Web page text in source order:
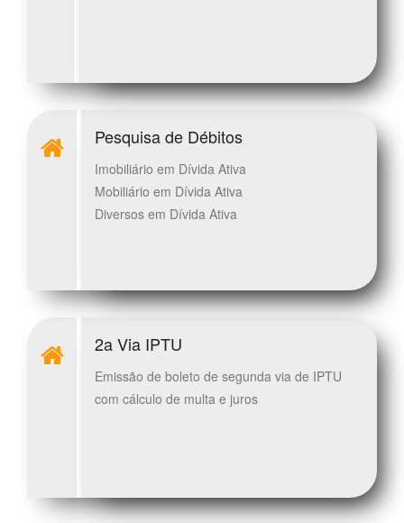
Pesquisa de Débitos
Imobiliário em Dívida Ativa
Mobiliário em Dívida Ativa
Diversos em Dívida Ativa
2a Via IPTU
Emissão de boleto de segunda via de IPTU
com cálculo de multa e juros